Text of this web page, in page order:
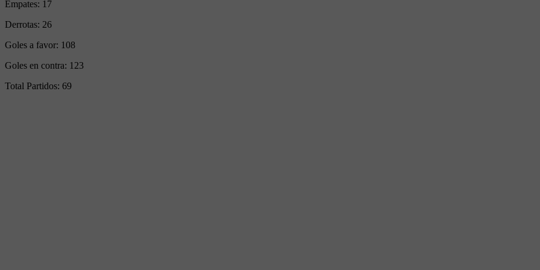
Empates: 17
Derrotas: 26
Goles a favor: 108
Goles en contra: 123
Total Partidos: 69